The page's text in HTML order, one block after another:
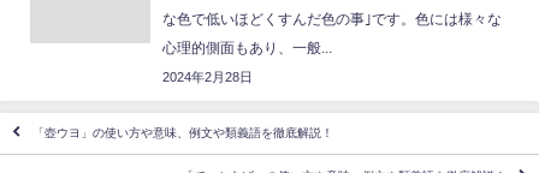
な色で低いほどくすんだ色の事｣です。色には様々な
心理的側面もあり、一般...
2024年2月28日
「壺ウヨ」の使い方や意味、例文や類義語を徹底解説！